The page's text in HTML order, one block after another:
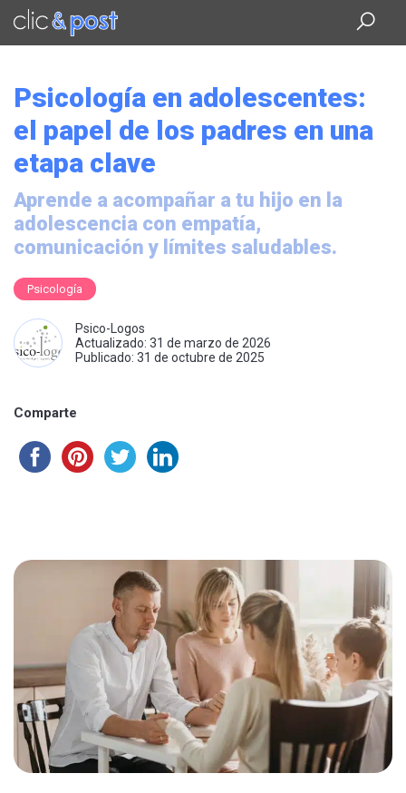
Saltar
contenido
Psicología en adolescentes:
el papel de los padres en una
etapa clave
Aprende a acompañar a tu hijo en la
adolescencia con empatía,
comunicación y límites saludables.
Psicología
Psico-Logos
Actualizado: 31 de marzo de 2026
Publicado: 31 de octubre de 2025
Comparte